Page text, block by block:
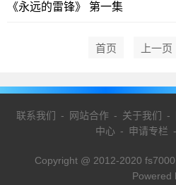
《永远的雷锋》 第一集
首页 上一页
联系我们 - 网站合作- 关于我们 -
中心 - 申请专栏 -
Copyright @ 2012-2020
Powered